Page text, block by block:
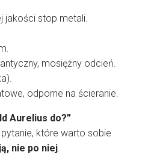
jakości stop metali.
mosiężny odcień.
odporne na ścieranie.
Aurelius do?”
które warto sobie
nie po niej